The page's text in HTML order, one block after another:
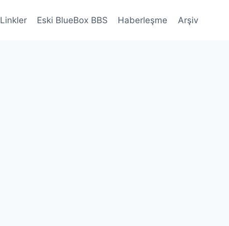
Linkler Eski BlueBox BBS Haberleşme Arşiv